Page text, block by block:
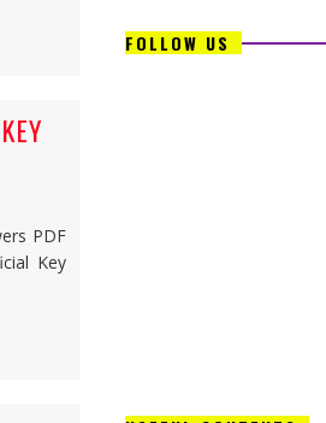
PDF
Key
FOLLOW US